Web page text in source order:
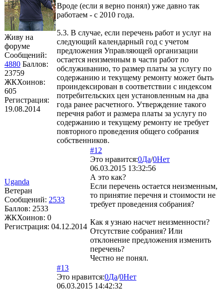
Живу на
форуме
Сообщений:
4880 Баллов:
23759
ЖКХоинов:
605
Регистрация:
19.08.2014
Вроде (если я верно понял) уже давно так
работаем - с 2010 года.
5.3. В случае, если перечень работ и услуг на
следующий календарный год с учетом
предложения Управляющей организации
остается неизменным в части работ по
обслуживанию, то размер платы за услугу по
содержанию и текущему ремонту может быть
проиндексирован в соответствии с индексом
потребительских цен установленным на два
года ранее расчетного. Утверждение такого
перечня работ и размера платы за услугу по
содержанию и текущему ремонту не требует
повторного проведения общего собрания
собственников.
Uganda
Ветеран
Сообщений: 2533
Баллов: 2533
ЖКХоинов: 0
Регистрация: 04.12.2014
#12
Это нравится:0Да/0Нет
06.03.2015 13:32:56
А это как?
Если перечень остается неизменным,
то принятие перечня и стоимости не
требует проведения собрания?
Как я узнаю насчет неизменности?
Отсутствие собрания? Или
отклонение предложения изменить
перечень?
Честно не понял.
#13
Это нравится:0Да/0Нет
06.03.2015 14:42:32